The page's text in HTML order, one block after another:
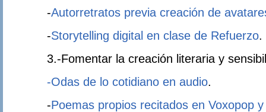
-Autorretratos previa creación de
-Storytelling digital en clase de Refuerzo.
3.-Fomentar la creación literaria y
-Odas de lo cotidiano en audio.
-Poemas propios recitados en Voxopop